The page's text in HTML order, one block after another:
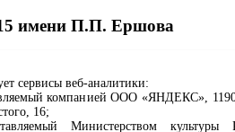
имени П.П. Ершова
имени А.А. Гришина
сервисы веб-аналитики:
компанией ООО «ЯНДЕКС»,
16;
Министерством культуры